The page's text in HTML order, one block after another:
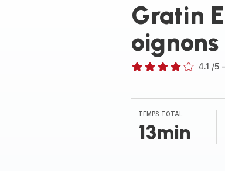
Gratin
oignons
4.1 /5 -
TEMPS TOTAL
13min